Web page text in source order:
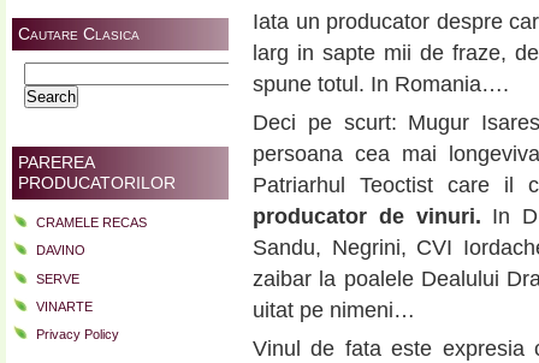
Cautare Clasica
for:
PAREREA
PRODUCATORILOR
CRAMELE RECAS
DAVINO
SERVE
VINARTE
Privacy Policy
Iata un producator despre
larg in sapte mii de fraze,
spune totul. In Romania….
Deci pe scurt: Mugur
persoana cea mai
Patriarhul Teoctist care il
producator de vinuri. In
Sandu, Negrini, CVI
zaibar la poalele Dealului
uitat pe nimeni…
Vinul de fata este expresia